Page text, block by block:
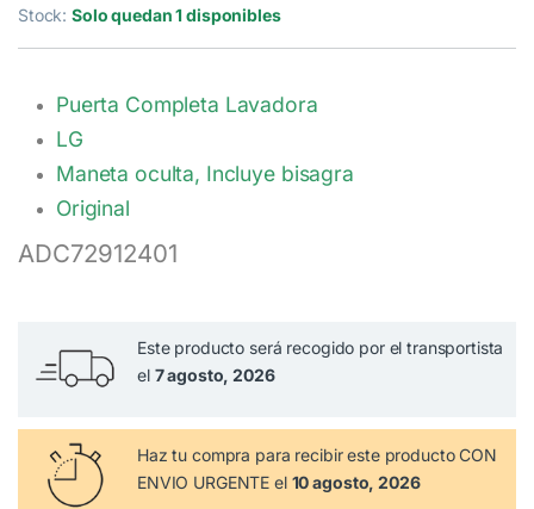
Stock:Solo quedan 1 disponibles
Puerta Completa Lavadora
LG
Maneta oculta, Incluye bisagra
Original
ADC72912401
Este producto será recogido por el transportista
el 7 agosto, 2026
Haz tu compra para recibir este producto CON
ENVIO URGENTE el 10 agosto, 2026